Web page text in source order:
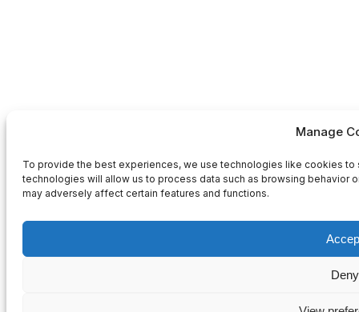
Manage
To provide the best experiences, we use technologies like cookies
technologies will allow us to process data such as browsing behavior
may adversely affect certain features and functions.
Deny